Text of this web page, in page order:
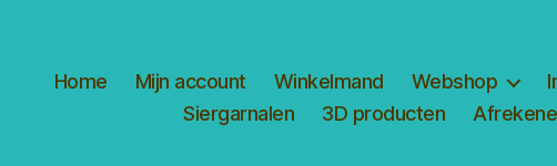
Home Mijn account Winkelmand Webshop
Siergarnalen
3D producten